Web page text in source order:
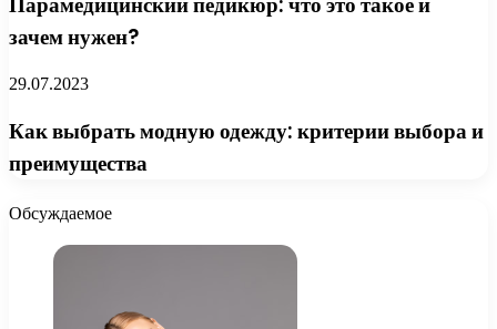
зачем нужен?
29.07.2023
Как выбрать модную одежду: критерии выбора и
преимущества
Обсуждаемое